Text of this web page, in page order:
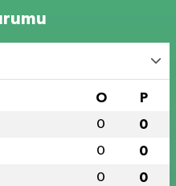
O P
0 0
0 0
0 0